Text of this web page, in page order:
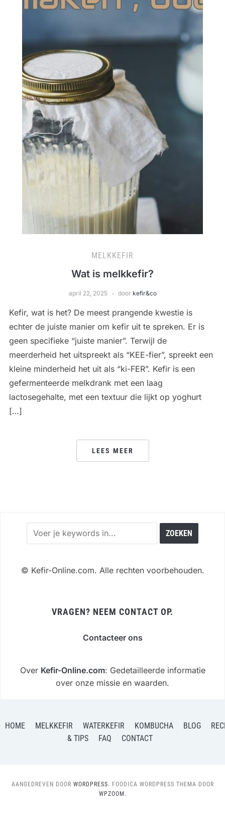
MELKKEFIR
Wat is melkkefir?
april 22, 2025 door kefir&co
Kefir, wat is het? De meest prangende kwestie is
echter de juiste manier om kefir uit te spreken. Er is
geen specifieke “juiste manier”. Terwijl de
meerderheid het uitspreekt als “KEE-fier”, spreekt een
kleine minderheid het uit als “ki-FER”. Kefir is een
gefermenteerde melkdrank met een laag
lactosegehalte, met een textuur die lijkt op yoghurt
[…]
LEES MEER
© Kefir-Online.com. Alle rechten voorbehouden.
VRAGEN? NEEM CONTACT OP.
Contacteer ons
Over Kefir-Online.com: Gedetailleerde informatie
over onze missie en waarden.
HOME MELKKEFIR WATERKEFIR KOMBUCHA BLOG
& TIPS
FAQ CONTACT
AANGEDREVEN DOOR WORDPRESS. FOODICA WORDPRESS THEMA DOOR
WPZOOM.